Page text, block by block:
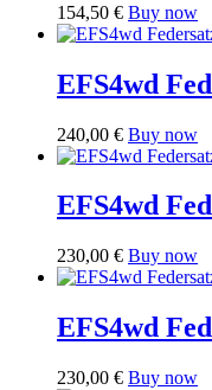
154,50 € Buy now
EFS4wd
240,00 € Buy now
EFS4wd
230,00 € Buy now
EFS4wd
230,00 € Buy now